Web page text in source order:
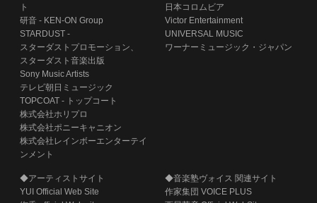
ト
研音 - KEN-ON Group
STARDUST -
スターダストプロモーション、
スターダスト音楽出版
Sony Music Artists
テレビ朝日ミュージック
TOPCOAT - トップコート
株式会社ホリプロ
株式会社ポニーキャニオン
株式会社レインボーエンターテイ
ンメント
日本コロムビア
Victor Entertainment
UNIVERSAL MUSIC
ワーナーミュージック・ジャパン
◆アーティストサイト
YUI Official Web Site
◆音楽塾ヴォイス 関連サイト
作家集団 VOICE PLUS